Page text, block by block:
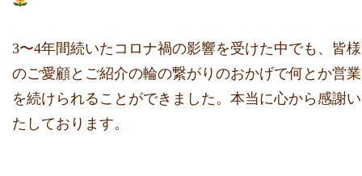
⁡3〜4年間続いたコロナ禍の影響を受けた中でも、 皆様
のご愛顧とご紹介の輪の繋がりのおかげで何とか営業
を続けられることができました。本当に心から感謝い
たしております。